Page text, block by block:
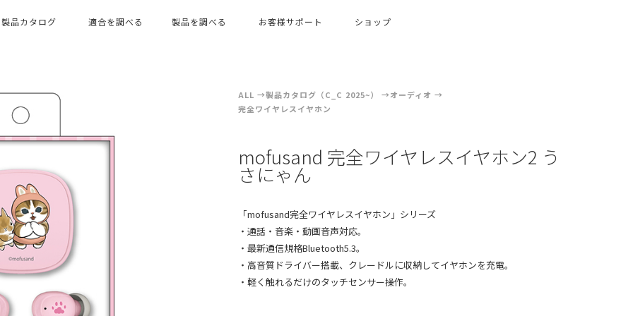
製品カタログ 適合を調べる 製品を調べる お客様サポート ショップ
ALL 製品カタログ（C_C 2025~）
オーディオ
完全ワイヤレスイヤホン
mofusand 完全ワイヤレスイヤホン2 う
さにゃん
「mofusand完全ワイヤレスイヤホン」シリーズ
・通話・音楽・動画音声対応。
・最新通信規格Bluetooth5.3。
・高音質ドライバー搭載、クレードルに収納してイヤホンを充電。
・軽く触れるだけのタッチセンサー操作。